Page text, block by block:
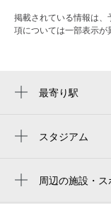
掲載されている情報は
項については一部表示が
最寄り駅
思案橋駅
賑橋駅
スタジアム
ピース・スタジアム
周辺の施設・ス